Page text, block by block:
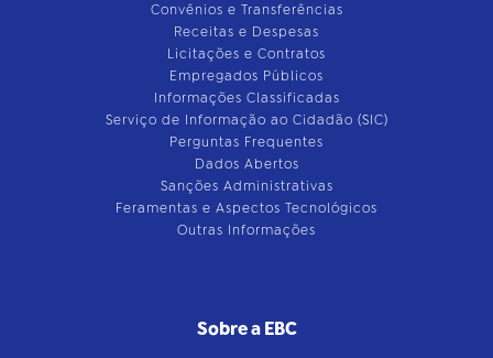
Convênios e Transferências
Receitas e Despesas
Licitações e Contratos
Empregados Públicos
Informações Classificadas
Serviço de Informação ao Cidadão (SIC)
Perguntas Frequentes
Dados Abertos
Sanções Administrativas
Feramentas e Aspectos Tecnológicos
Outras Informações
Sobre a EBC